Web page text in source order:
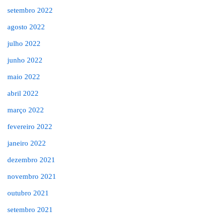
setembro 2022
agosto 2022
julho 2022
junho 2022
maio 2022
abril 2022
março 2022
fevereiro 2022
janeiro 2022
dezembro 2021
novembro 2021
outubro 2021
setembro 2021